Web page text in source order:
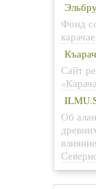
Фонд
Сайт
Об